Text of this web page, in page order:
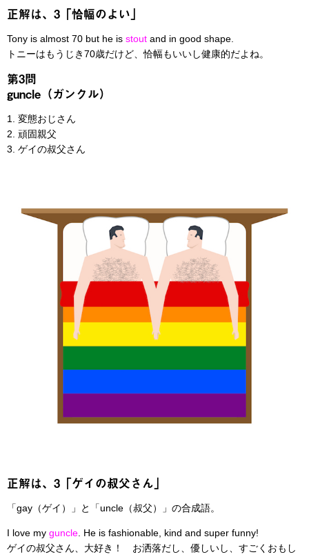
正解は、3「恰幅のよい」
Tony is almost 70 but he is stout and in good shape.
トニーはもうじき70歳だけど、恰幅もいいし健康的だよね。
第3問
guncle（ガンクル）
1. 変態おじさん
2. 頑固親父
3. ゲイの叔父さん
正解は、3「ゲイの叔父さん」
「gay（ゲイ）」と「uncle（叔父）」の合成語。
I love my guncle . He is fashionable, kind and super funny!
ゲイの叔父さん、大好き！ お洒落だし、優しいし、すごくおもし